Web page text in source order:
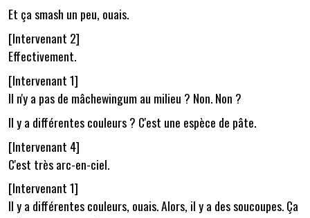
Et ça smash un peu, ouais.
[Intervenant 2]
Effectivement.
[Intervenant 1]
Il n'y a pas de mâchewingum au milieu ? Non. Non ?
Il y a différentes couleurs ? C'est une espèce de pâte.
[Intervenant 4]
C'est très arc-en-ciel.
[Intervenant 1]
Il y a différentes couleurs, ouais. Alors, il y a des soucoupes. Ça